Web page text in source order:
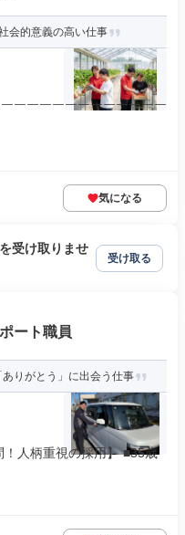
会的意義の高い仕事
￣￣￣￣￣￣￣￣￣￣￣￣
気になる
受け取りませ
受け取る
ート職員
りがとう」に出会う仕事
人柄重視の採用】 ■35歳